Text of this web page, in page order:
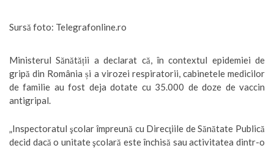
Sursă foto: Telegrafonline.ro
Ministerul Sănătății a declarat că, în contextul epidemiei de
gripă din România și a virozei respiratorii, cabinetele medicilor
de familie au fost deja dotate cu 35.000 de doze de vaccin
antigripal.
„Inspectoratul şcolar împreună cu Direcţiile de Sănătate Publică
decid dacă o unitate şcolară este închisă sau activitatea dintr-o